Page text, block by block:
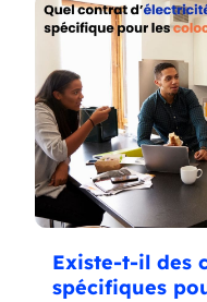
Existe-t-il des
spécifiques